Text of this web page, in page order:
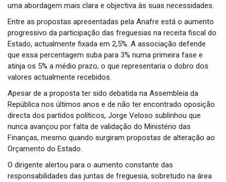
uma abordagem mais clara e objectiva às suas necessidades.
Entre as propostas apresentadas pela Anafre está o aumento
progressivo da participação das freguesias na receita fiscal do
Estado, actualmente fixada em 2,5%. A associação defende
que essa percentagem suba para 3% numa primeira fase e
atinja os 5% a médio prazo, o que representaria o dobro dos
valores actualmente recebidos.
Apesar de a proposta ter sido debatida na Assembleia da
República nos últimos anos e de não ter encontrado oposição
directa dos partidos políticos, Jorge Veloso sublinhou que
nunca avançou por falta de validação do Ministério das
Finanças, mesmo quando surgiram propostas de alteração ao
Orçamento do Estado.
O dirigente alertou para o aumento constante das
responsabilidades das juntas de freguesia, sobretudo na área